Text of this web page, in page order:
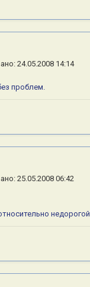
24.05.2008 14:14
проблем.
25.05.2008 06:42
недорогой.